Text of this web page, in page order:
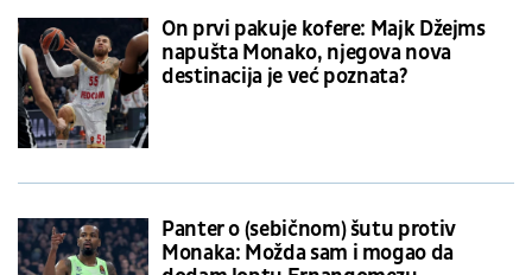
On prvi pakuje kofere: Majk Džejms
napušta Monako, njegova nova
destinacija je već poznata?
Panter o (sebičnom) šutu protiv
Monaka: Možda sam i mogao da